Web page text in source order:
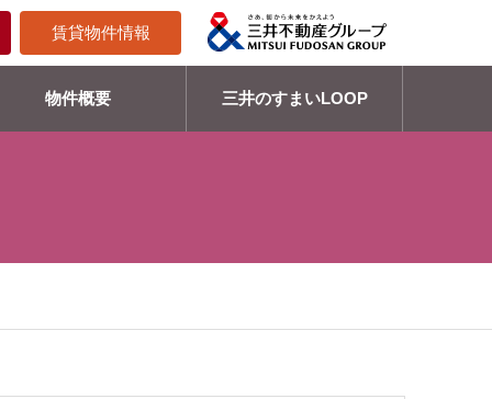
賃貸物件情報
物件概要 三井のすまいLOOP